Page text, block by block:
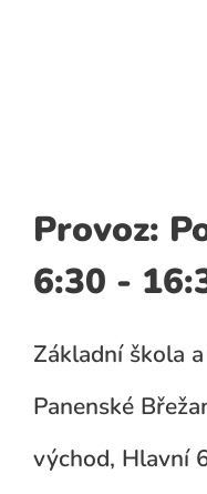
Provoz:
6:30 -
Základní škola
Panenské
východ, Hlavní